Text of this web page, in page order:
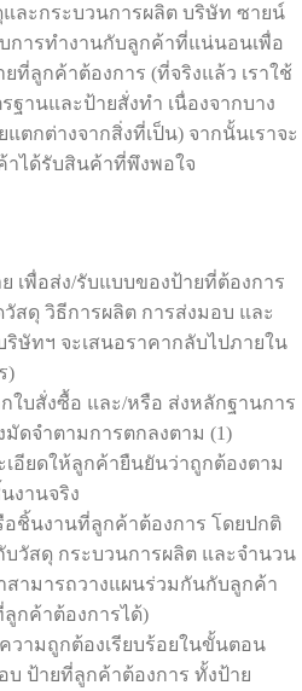
ละกระบวนการผลิต บริษัท ซายน์
การทำงานกับลูกค้าที่แน่นอนเพื่อ
ที่ลูกค้าต้องการ (ที่จริงแล้ว เราใช้
ฐานและป้ายสั่งทำ เนื่องจากบาง
ตกต่างจากสิ่งที่เป็น) จากนั้นเราจะ
ได้รับสินค้าที่พึงพอใจ
เพื่อส่ง/รับแบบของป้ายที่ต้องการ
สดุ วิธีการผลิต การส่งมอบ และ
ริษัทฯ จะเสนอราคากลับไปภายใน
)
ใบสั่งซื้อ และ/หรือ ส่งหลักฐานการ
มัดจำตามการตกลงตาม (1)
อียดให้ลูกค้ายืนยันว่าถูกต้องตาม
งานจริง
ชิ้นงานที่ลูกค้าต้องการ โดยปกติ
บวัสดุ กระบวนการผลิต และจำนวน
สามารถวางแผนร่วมกันกับลูกค้า
กค้าต้องการได้)
วามถูกต้องเรียบร้อยในขั้นตอน
ป้ายที่ลูกค้าต้องการ ทั้งป้าย